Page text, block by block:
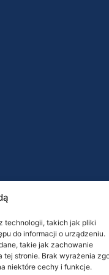
technologii, takich jak pliki
do informacji o urządzeniu.
takie jak zachowanie
tej stronie. Brak wyrażenia
niektóre cechy i funkcje.